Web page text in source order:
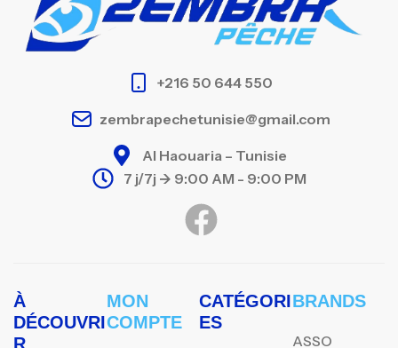
+216 50 644 550
zembrapechetunisie@gmail.com
Al Haouaria – Tunisie
7 j/7j -> 9:00 AM - 9:00 PM
À
DÉCOUVRI
R
MON
COMPTE
CATÉGORI
ES
BRANDS
ASSO